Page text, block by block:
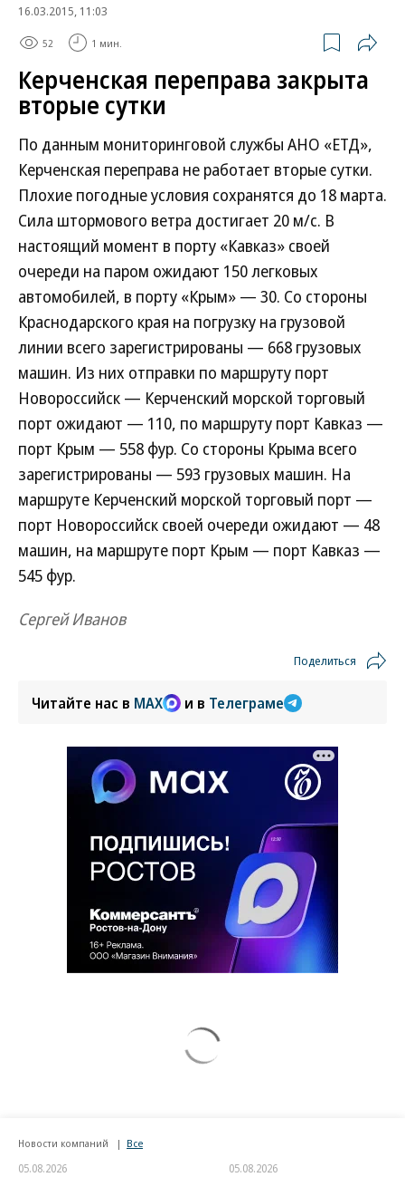
16.03.2015, 11:03
52 1 мин.
Керченская переправа закрыта
вторые сутки
По данным мониторинговой службы АНО «ЕТД»,
Керченская переправа не работает вторые сутки.
Плохие погодные условия сохранятся до 18 марта.
Сила штормового ветра достигает 20 м/с. В
настоящий момент в порту «Кавказ» своей
очереди на паром ожидают 150 легковых
автомобилей, в порту «Крым» — 30. Со стороны
Краснодарского края на погрузку на грузовой
линии всего зарегистрированы — 668 грузовых
машин. Из них отправки по маршруту порт
Новороссийск — Керченский морской торговый
порт ожидают — 110, по маршруту порт Кавказ —
порт Крым — 558 фур. Со стороны Крыма всего
зарегистрированы — 593 грузовых машин. На
маршруте Керченский морской торговый порт —
порт Новороссийск своей очереди ожидают — 48
машин, на маршруте порт Крым — порт Кавказ —
545 фур.
Сергей Иванов
Поделиться
Читайте нас в MAX и в Телеграме
Новости компаний Все
05.08.2026 05.08.2026